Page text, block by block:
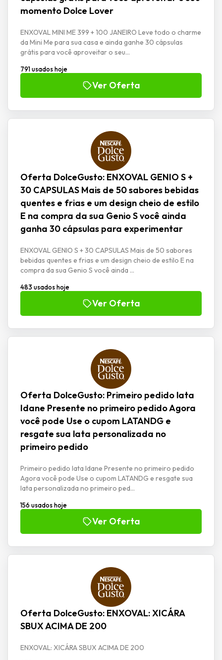
momento Dolce Lover
ENXOVAL MINI ME 399 + 100 JANEIRO Leve todo o charme
da Mini Me para sua casa e ainda ganhe 30 cápsulas
grátis para você aproveitar o seu...
791 usados hoje
Ver Oferta
Oferta DolceGusto: ENXOVAL GENIO S +
30 CAPSULAS Mais de 50 sabores bebidas
quentes e frias e um design cheio de estilo
E na compra da sua Genio S você ainda
ganha 30 cápsulas para experimentar
ENXOVAL GENIO S + 30 CAPSULAS Mais de 50 sabores
bebidas quentes e frias e um design cheio de estilo E na
compra da sua Genio S você ainda ...
483 usados hoje
Ver Oferta
Oferta DolceGusto: Primeiro pedido lata
Idane Presente no primeiro pedido Agora
você pode Use o cupom LATANDG e
resgate sua lata personalizada no
primeiro pedido
Primeiro pedido lata Idane Presente no primeiro pedido
Agora você pode Use o cupom LATANDG e resgate sua
lata personalizada no primeiro ped...
156 usados hoje
Ver Oferta
Oferta DolceGusto: ENXOVAL: XICÁRA
SBUX ACIMA DE 200
ENXOVAL: XICÁRA SBUX ACIMA DE 200